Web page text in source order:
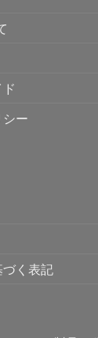
ー
く表記